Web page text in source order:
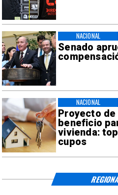
Senado
NACIONAL
Proyecto
beneficio
vivienda:
cupos
NACIONAL